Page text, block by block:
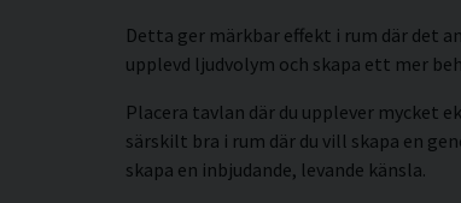
Detta ger märkbar effekt i rum där det
upplevd ljudvolym och skapa ett mer
Placera tavlan där du upplever mycket
särskilt bra i rum där du vill skapa en
skapa en inbjudande, levande känsla.